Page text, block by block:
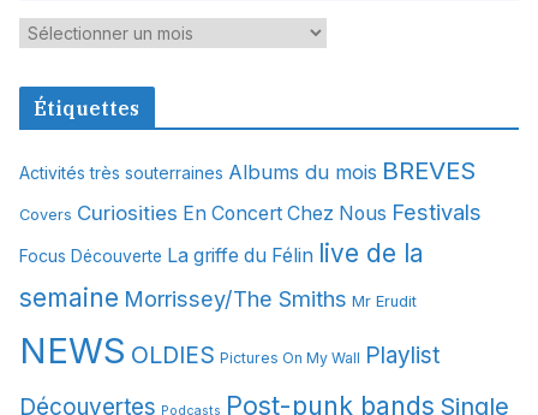
A
c
v
e
Étiquettes
Activités très souterraines Albums du mois BREVES
Covers Curiosities En Concert Chez Nous Festivals
Focus Découverte La griffe du Félin live de la
semaine Morrissey/The Smiths Mr Erudit
NEWS OLDIES Pictures On My Wall Playlist
Découvertes Podcasts Post-punk bands Single